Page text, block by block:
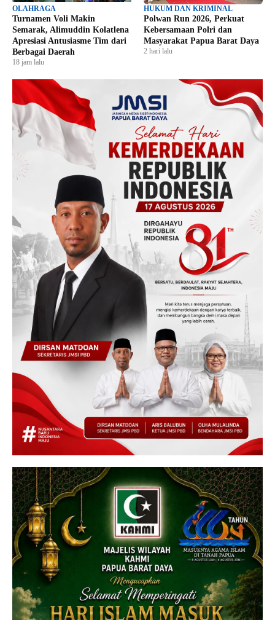
OLAHRAGA
Turnamen Voli Makin
Semarak, Alimuddin Kolatlena
Apresiasi Antusiasme Tim dari
Berbagai Daerah
18 jam lalu
HUKUM DAN KRIMINAL
Polwan Run 2026, Perkuat
Kebersamaan Polri dan
Masyarakat Papua Barat Daya
2 hari lalu